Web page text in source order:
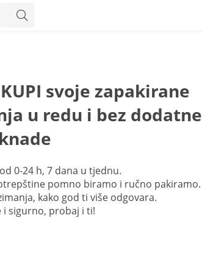
svoje zapakirane
u redu i bez dodatne
0-24 h, 7 dana u tjednu.
pomno biramo i ručno pakiramo.
kako god ti više odgovara.
i sigurno, probaj i ti!